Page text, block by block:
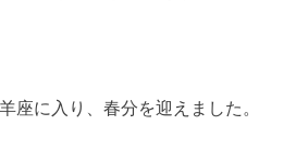
座に入り、春分を迎えました。